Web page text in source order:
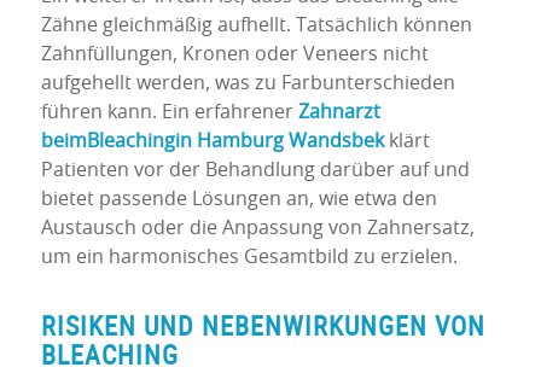
Zähne gleichmäßig aufhellt. Tatsächlich können
Zahnfüllungen, Kronen oder Veneers nicht
aufgehellt werden, was zu Farbunterschieden
führen kann. Ein erfahrener Zahnarzt
beimBleachingin Hamburg Wandsbekklärt
Patienten vor der Behandlung darüber auf und
bietet passende Lösungen an, wie etwa den
Austausch oder die Anpassung von Zahnersatz,
um ein harmonisches Gesamtbild zu erzielen.
RISIKEN UND NEBENWIRKUNGEN VON
BLEACHING